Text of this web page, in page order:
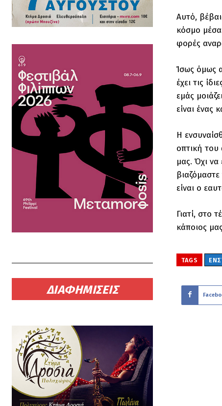
ΔΙΑΦΗΜΙΣΕΙΣ
Αυτό,
κόσμο μέσα
φορές
Ίσως όμως
έχει τις
εμάς
είναι ένας
Η
οπτική του
μας. Όχι
είναι ο
Γιατί, στο
κάποιος
TAGS